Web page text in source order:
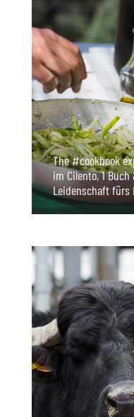
The #cookbook
im Cilento, 1
Leidenschaft fürs